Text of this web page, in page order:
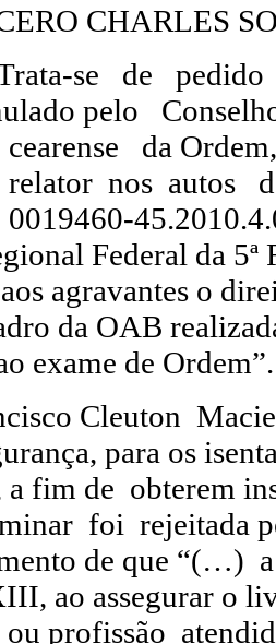
CHARLES
se de
pelo
da
nos autos
0019460-
Federal da 5ª
agravantes o
da OAB
exame de Ordem”.
Cleuton
para os
a fim de obterem
foi rejeitada
de que “(…)
ao assegurar o
profissão